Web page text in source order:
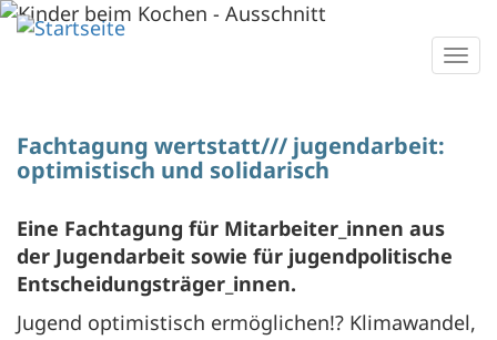
Direkt
zum
Fachtagung wertstatt/// jugendarbeit:
optimistisch und solidarisch
Eine Fachtagung für Mitarbeiter_innen aus
der Jugendarbeit sowie für jugendpolitische
Entscheidungsträger_innen.
Jugend optimistisch ermöglichen!? Klimawandel,